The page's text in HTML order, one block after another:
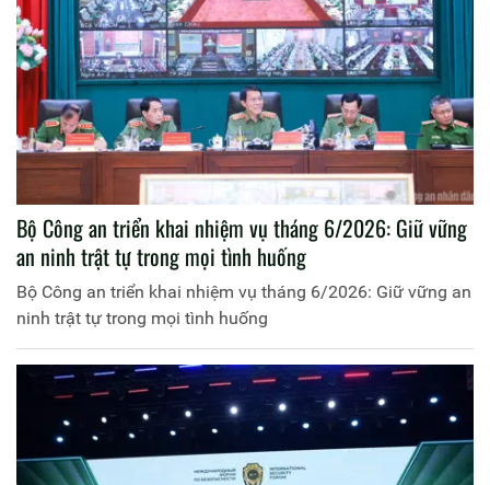
Bộ Công an triển khai nhiệm vụ tháng 6/2026: Giữ vững
an ninh trật tự trong mọi tình huống
Bộ Công an triển khai nhiệm vụ tháng 6/2026: Giữ vững an
ninh trật tự trong mọi tình huống